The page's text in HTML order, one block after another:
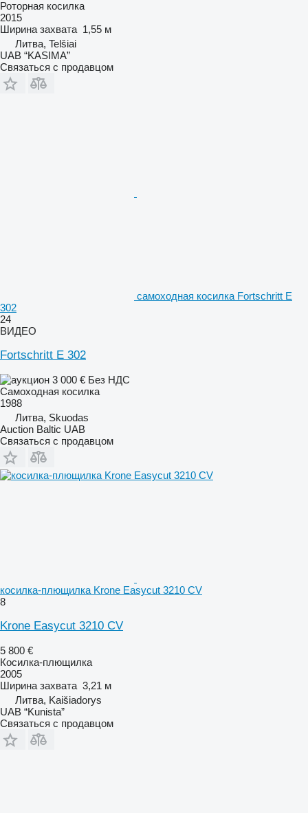
Роторная косилка
2015
Ширина захвата 1,55 м
Литва, Telšiai
UAB “KASIMA”
Связаться с продавцом
самоходная косилка Fortschritt E
302
24
ВИДЕО
Fortschritt E 302
3 000 € Без НДС
Самоходная косилка
1988
Литва, Skuodas
Auction Baltic UAB
Связаться с продавцом
косилка-плющилка Krone Easycut 3210 CV
8
Krone Easycut 3210 CV
5 800 €
Косилка-плющилка
2005
Ширина захвата 3,21 м
Литва, Kaišiadorys
UAB “Kunista”
Связаться с продавцом